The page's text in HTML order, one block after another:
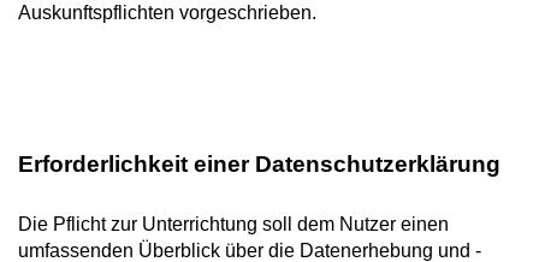
Auskunftspflichten vorgeschrieben.
Erforderlichkeit einer Datenschutzerklärung
Die Pflicht zur Unterrichtung soll dem Nutzer einen
umfassenden Überblick über die Datenerhebung und -